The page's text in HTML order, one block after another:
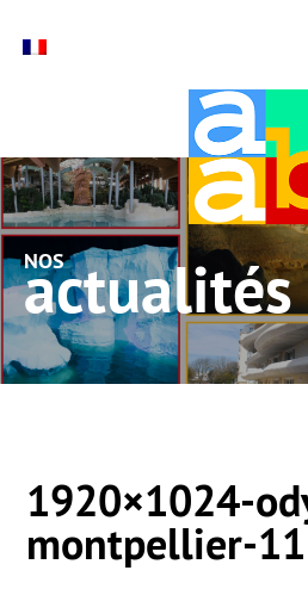
nos actualités
1920×1024-
montpellier-11